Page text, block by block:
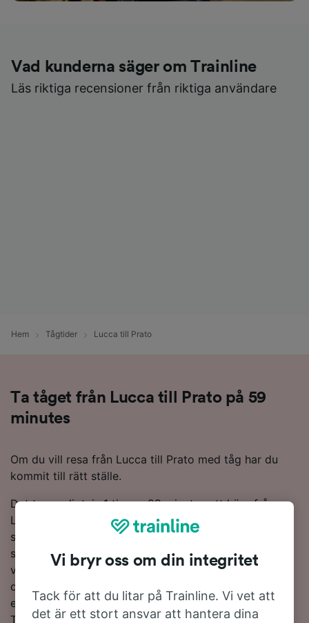
Vad kunderna säger om Trainline
Läs riktiga recensioner från riktiga användare
Hem Tågtider Lucca till Prato
Ta tåget från Lucca till Prato på 59
minutes
Om du vill resa från Lucca till Prato med tåg har du
kommit till rätt ställe.
Det tar vanligtvis 1 timme 29 minutes att köra från
Lucca till Prato med tåg. Om du vill komma dit så
snabbare kan det ta så lite som 59 minutes med de
snabbaste tågen. Den 48 km långa sträckan trafikeras
vanligtvis av cirka 28 tåg tåg per dag. När du är
ombord kan du luta dig tillbaka och koppla av,
eftersom du inte behöver byta tåg på vägen till Prato.
Trenitalia är den huvudsakliga tågoperatören på den
Vi bryr oss om din integritet
Tack för att du litar på Trainline. Vi vet att
det är ett stort ansvar att hantera dina